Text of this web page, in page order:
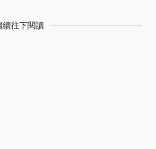
往下閱讀